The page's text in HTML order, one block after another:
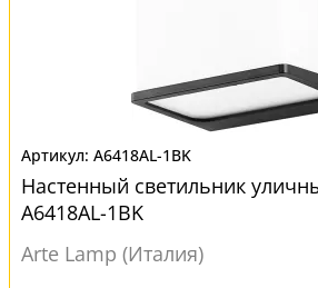
A6418AL-1BK
Настенный светильник
A6418AL-1BK
Arte Lamp (Италия)